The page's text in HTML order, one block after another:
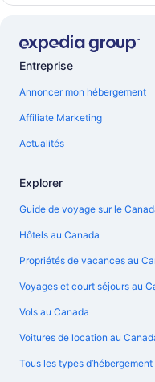
Entreprise
Annoncer mon hébergement
Affiliate Marketing
Actualités
Explorer
Guide de voyage sur le
Hôtels au Canada
Propriétés de vacances au
Voyages et court séjours au
Vols au Canada
Voitures de location au
Tous les types d’hébergement